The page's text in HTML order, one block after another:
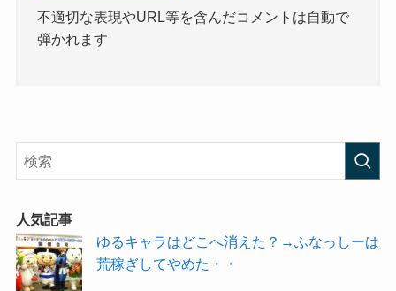
不適切な表現やURL等を含んだコメントは自動で
弾かれます
人気記事
ゆるキャラはどこへ消えた？→ふなっしーは
荒稼ぎしてやめた・・